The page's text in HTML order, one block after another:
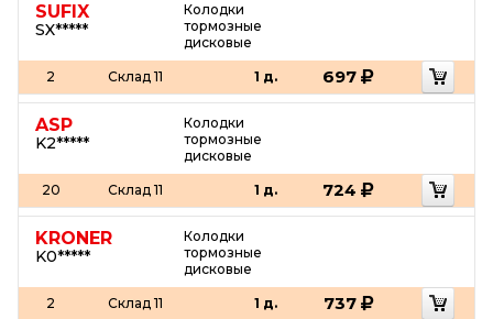
SUFIX
SX*****
Колодки
тормозные
дисковые
2 Склад 11 1 д. 697
ASP
K2*****
Колодки
тормозные
дисковые
20 Склад 11 1 д. 724
KRONER
K0*****
Колодки
тормозные
дисковые
2 Склад 11 1 д. 737